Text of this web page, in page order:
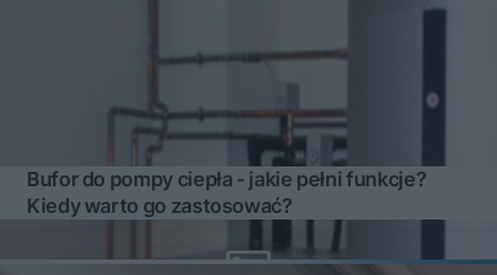
Bufor do pompy ciepła - jakie pełni funkcje?
Kiedy warto go zastosować?